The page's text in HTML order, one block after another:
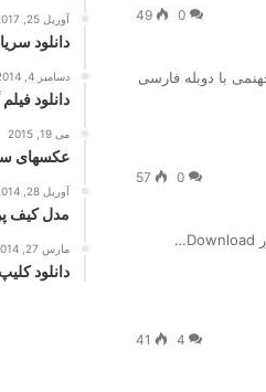
0
49
0
57
4
41
آوریل 25, 2017
دانلود
دسامبر 4, 2014
دانلود فیلم
می 19, 2015
عکسهای
آوریل 28, 2014
مدل کیف پول
مارس 27, 2014
دانلود